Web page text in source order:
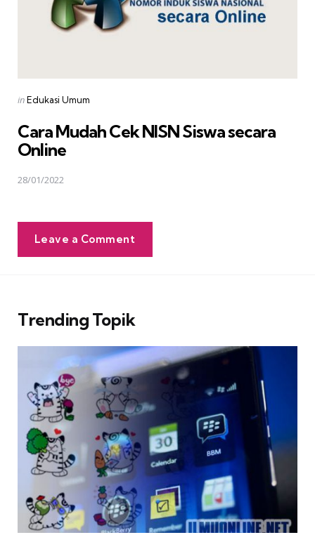
Posted
inEdukasi Umum
Cara Mudah Cek NISN Siswa secara
Online
28/01/2022
Leave a Comment
Trending Topik